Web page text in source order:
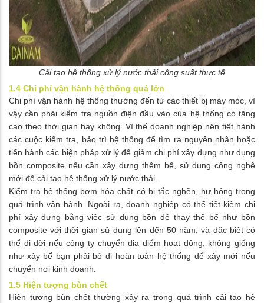
Cải tạo hệ thống xử lý nước thải công suất thực tế
1.4 Chi phí vận hành hệ thống quá lớn
Chi phí vận hành hệ thống thường đến từ các thiết bị máy móc, vì
vậy cần phải kiểm tra nguồn điện đầu vào của hệ thống có tăng
cao theo thời gian hay không. Vì thế doanh nghiệp nên tiết hành
các cuộc kiểm tra, bảo trì hệ thống để tìm ra nguyên nhân hoặc
tiến hành các biện pháp xử lý để giảm chi phí xây dựng như dụng
bồn composite nếu cần xây dựng thêm bể, sử dụng công nghệ
mới để cải tạo hệ thống xử lý nước thải.
Kiểm tra hệ thống bơm hóa chất có bị tắc nghẽn, hư hỏng trong
quá trình vận hành. Ngoài ra, doanh nghiệp có thể tiết kiệm chi
phí xây dựng bằng việc sử dụng bồn để thay thế bể như bồn
composite với thời gian sử dụng lên đến 50 năm, và đặc biệt có
thể di dời nếu công ty chuyển địa điểm hoạt động, không giống
như xây bể bạn phải bỏ đi hoàn toàn hệ thống để xây mới nếu
chuyển nơi kinh doanh.
1.5 Hiện tượng bùn chết
Hiện tượng bùn chết thường xảy ra trong quá trình cải tạo hệ